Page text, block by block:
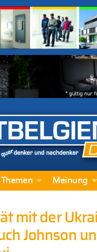
Themen Meinung
mit der
Johnson